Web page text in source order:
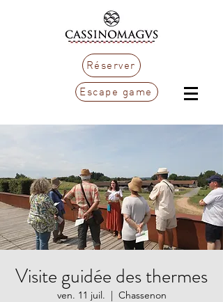
Réserver
Escape game
Visite guidée des thermes
ven. 11 juil.
  |
Chassenon